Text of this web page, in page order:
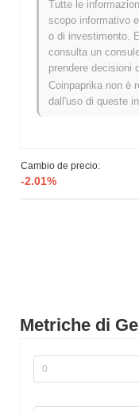
Metriche di
Cambio de precio:
-2.01%
Massimo Storico
Minimo Storico (ATL):
Gensyn è
Qual è l'attuale
Gensyn ?
$28,573,908.00
,
per dimensione di
Tutte le
scopo informativo
o di investimento.
consulta un
prendere decisioni
Coinpaprika non è
dall'uso di queste